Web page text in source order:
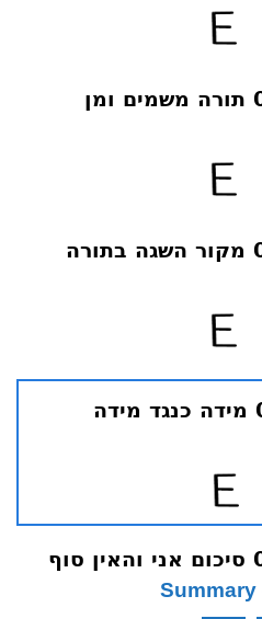
בלבבי-ח 009 תורה משמים ומן
בלבבי-ח 010 מקור השגה בתורה
בלבבי-ח 011 מידה כנגד מידה
Summary